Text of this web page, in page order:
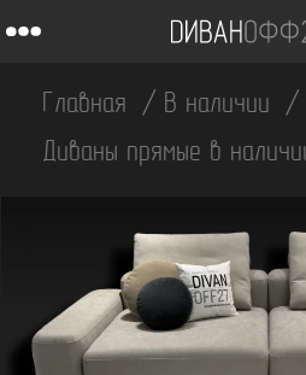
Главная
В наличии
Диваны прямые в